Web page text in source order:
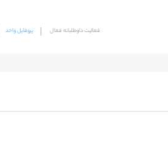
فعالیت داوطلبانه فعال پروفایل واحد